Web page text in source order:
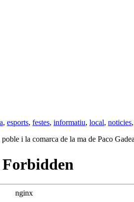
, esports, festes, informatiu, local, noticies,
i la comarca de la ma de Paco Gadea